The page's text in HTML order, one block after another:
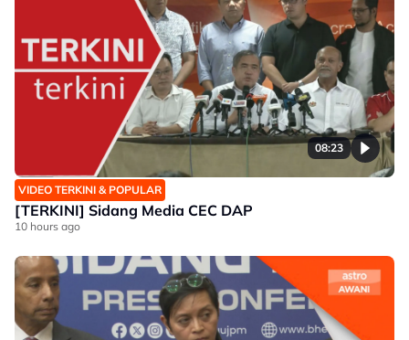
08:23
VIDEO TERKINI & POPULAR
[TERKINI] Sidang Media CEC DAP
10 hours ago